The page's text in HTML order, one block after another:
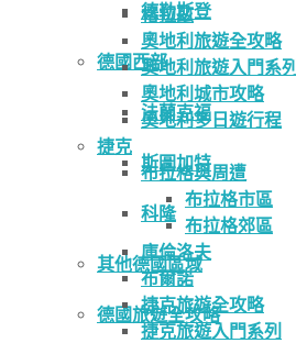
德勒斯登
德國西部
法蘭克福
斯圖加特
科隆
其他德國區域
德國旅遊全攻略
格拉茲
奧地利旅遊全攻略
奧地利旅遊入門系列
奧地利城市攻略
奧地利多日遊行程
捷克
布拉格與周遭
布拉格市區
布拉格郊區
庫倫洛夫
布爾諾
捷克旅遊全攻略
捷克旅遊入門系列